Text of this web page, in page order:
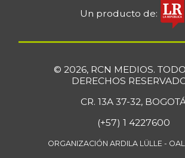
Un producto de:
© 2026, RCN MEDIOS.
DERECHOS
CR. 13A 37-32,
(+57) 1 4227600
ORGANIZACIÓN ARDILA LÜLLE -